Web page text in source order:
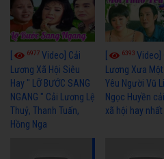
6977 Video] Cải
Lương Xã Hội Siêu
Hay " LỠ BƯỚC SANG
NGANG " Cải Lương Lệ
Thuỷ, Thanh Tuấn,
Hồng Nga
6393Video]
Lương Xưa
Yêu Người Vũ
Ngọc Huyền
xã hội hay nhất